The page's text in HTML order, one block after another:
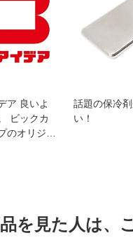
ア 良いよ
ビックカ
のオリジナ
話題の保冷
い！
を見た人は、